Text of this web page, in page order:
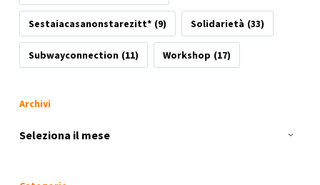
Sestaiacasanonstarezitt* (9) Solidarietà (33)
Subwayconnection (11) Workshop (17)
Archivi
Archivi